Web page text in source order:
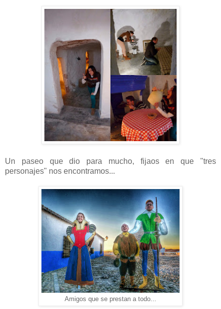
Un paseo que dio para mucho, fijaos en que "tres
personajes" nos encontramos...
Amigos que se prestan a todo...